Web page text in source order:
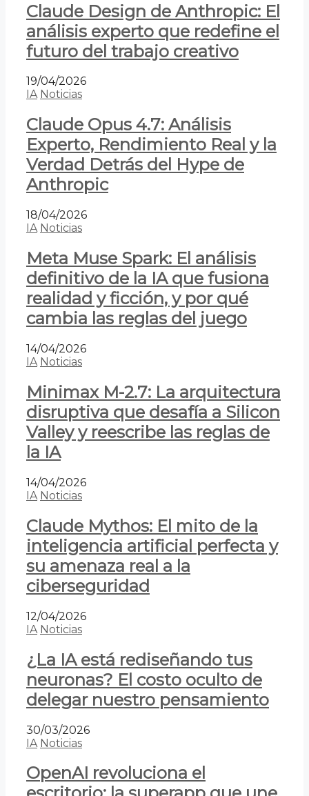
Claude Design de Anthropic: El
análisis experto que redefine el
futuro del trabajo creativo
19/04/2026
IA Noticias
Claude Opus 4.7: Análisis
Experto, Rendimiento Real y la
Verdad Detrás del Hype de
Anthropic
18/04/2026
IA Noticias
Meta Muse Spark: El análisis
definitivo de la IA que fusiona
realidad y ficción, y por qué
cambia las reglas del juego
14/04/2026
IA Noticias
Minimax M-2.7: La arquitectura
disruptiva que desafía a Silicon
Valley y reescribe las reglas de
la IA
14/04/2026
IA Noticias
Claude Mythos: El mito de la
inteligencia artificial perfecta y
su amenaza real a la
ciberseguridad
12/04/2026
IA Noticias
¿La IA está rediseñando tus
neuronas? El costo oculto de
delegar nuestro pensamiento
30/03/2026
IA Noticias
OpenAI revoluciona el